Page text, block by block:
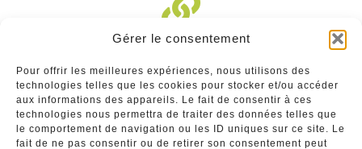
Gérer le consentement
Pour offrir les meilleures expériences, nous utilisons des
technologies telles que les cookies pour stocker et/ou accéder
aux informations des appareils. Le fait de consentir à ces
technologies nous permettra de traiter des données telles que
le comportement de navigation ou les ID uniques sur ce site. Le
fait de ne pas consentir ou de retirer son consentement peut
Commerçants
Annuaire des commerçants : insérez gratuitement
votre activité dans notre annuaire sur notre site ci-